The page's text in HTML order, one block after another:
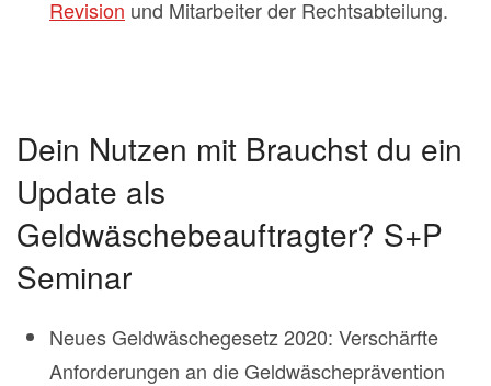
Revision und Mitarbeiter der Rechtsabteilung.
Dein Nutzen mit Brauchst du ein
Update als
Geldwäschebeauftragter? S+P
Seminar
Neues Geldwäschegesetz 2020: Verschärfte
Anforderungen an die Geldwäscheprävention